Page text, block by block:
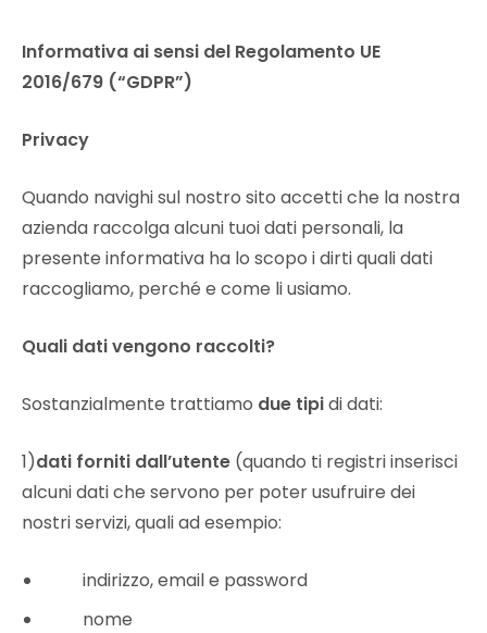
Informativa ai sensi del Regolamento UE
2016/679 (“GDPR”)
Privacy
Quando navighi sul nostro sito accetti che la nostra
azienda raccolga alcuni tuoi dati personali, la
presente informativa ha lo scopo i dirti quali dati
raccogliamo, perché e come li usiamo.
Quali dati vengono raccolti?
Sostanzialmente trattiamo due tipidi dati:
1)dati forniti dall’utente (quando ti registri inserisci
alcuni dati che servono per poter usufruire dei
nostri servizi, quali ad esempio:
indirizzo, email e password
nome